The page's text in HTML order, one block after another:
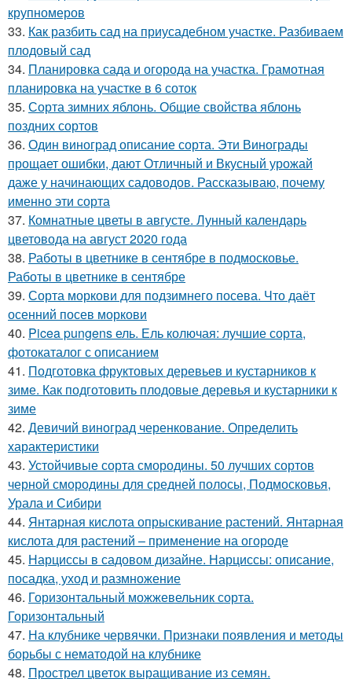
крупномеров
33. Как разбить сад на приусадебном участке. Разбиваем
плодовый сад
34. Планировка сада и огорода на участка. Грамотная
планировка на участке в 6 соток
35. Сорта зимних яблонь. Общие свойства яблонь
поздних сортов
36. Один виноград описание сорта. Эти Винограды
прощает ошибки, дают Отличный и Вкусный урожай
даже у начинающих садоводов. Рассказываю, почему
именно эти сорта
37. Комнатные цветы в августе. Лунный календарь
цветовода на август 2020 года
38. Работы в цветнике в сентябре в подмосковье.
Работы в цветнике в сентябре
39. Сорта моркови для подзимнего посева. Что даёт
осенний посев моркови
40. Picea pungens ель. Ель колючая: лучшие сорта,
фотокаталог с описанием
41. Подготовка фруктовых деревьев и кустарников к
зиме. Как подготовить плодовые деревья и кустарники к
зиме
42. Девичий виноград черенкование. Определить
характеристики
43. Устойчивые сорта смородины. 50 лучших сортов
черной смородины для средней полосы, Подмосковья,
Урала и Сибири
44. Янтарная кислота опрыскивание растений. Янтарная
кислота для растений – применение на огороде
45. Нарциссы в садовом дизайне. Нарциссы: описание,
посадка, уход и размножение
46. Горизонтальный можжевельник сорта.
Горизонтальный
47. На клубнике червячки. Признаки появления и методы
борьбы с нематодой на клубнике
48. Прострел цветок выращивание из семян.